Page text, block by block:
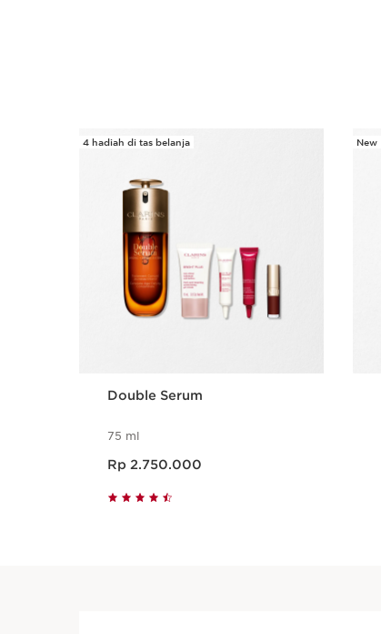
SKIP SECTION CONTENT
4 hadiah di tas belanja
Double Serum
75 ml
Rp 2.750.000
Tampilan Cepat
New